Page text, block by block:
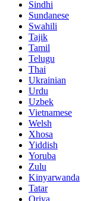
Sindhi
Sundanese
Swahili
Tajik
Tamil
Telugu
Thai
Ukrainian
Urdu
Uzbek
Vietnamese
Welsh
Xhosa
Yiddish
Yoruba
Zulu
Kinyarwanda
Tatar